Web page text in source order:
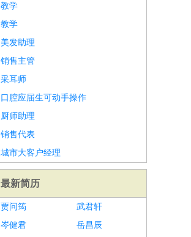
教学
教学
美发助理
销售主管
采耳师
口腔应届生可动手操作
厨师助理
销售代表
城市大客户经理
最新简历
贾问筠
武君轩
岑健君
岳昌辰